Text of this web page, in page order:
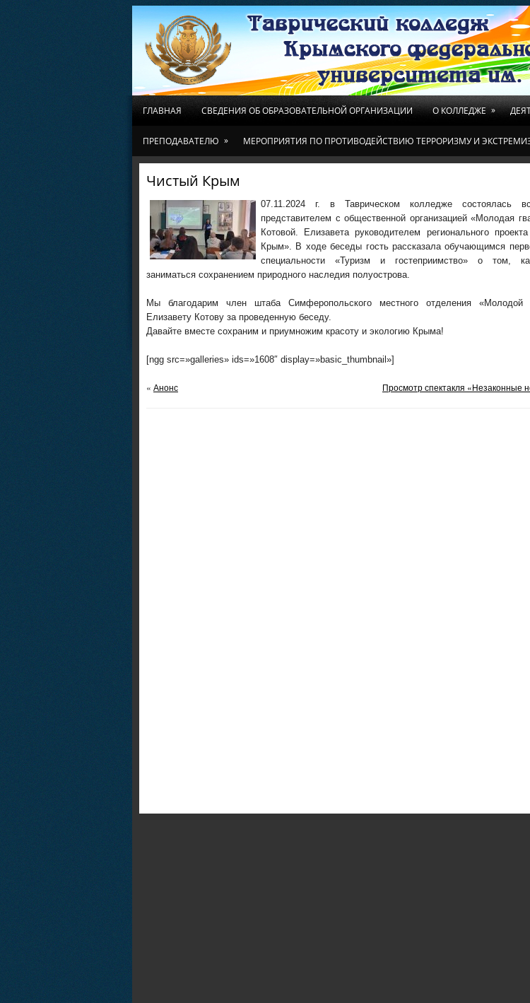
ГЛАВНАЯ СВЕДЕНИЯ ОБ ОБРАЗОВАТЕЛЬНОЙ ОРГАНИЗАЦИИ О КОЛЛЕДЖЕ »
ПРЕПОДАВАТЕЛЮ » МЕРОПРИЯТИЯ ПО ПРОТИВОДЕЙСТВИЮ ТЕРРОРИЗМУ И
Чистый Крым
07.11.2024 г. в Таврическом колледже состоялась
представителем с общественной организацией «Молодая
Котовой. Елизавета руководителем регионального
Крым». В ходе беседы гость рассказала обучающимся
специальности «Туризм и гостеприимство» о том,
заниматься сохранением природного наследия полуострова.
Мы благодарим член штаба Симферопольского местного отделения «Молодой
Елизавету Котову за проведенную беседу.
Давайте вместе сохраним и приумножим красоту и экологию Крыма!
[ngg src=»galleries» ids=»1608″ display=»basic_thumbnail»]
« Анонс Просмотр спектакля «Незаконные